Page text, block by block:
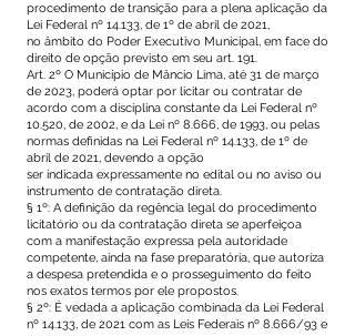
procedimento de transição para a plena aplicação da
Lei Federal nº 14.133, de 1º de abril de 2021,
no âmbito do Poder Executivo Municipal, em face do
direito de opção previsto em seu art. 191.
Art. 2º O Município de Mâncio Lima, até 31 de março
de 2023, poderá optar por licitar ou contratar de
acordo com a disciplina constante da Lei Federal nº
10.520, de 2002, e da Lei nº 8.666, de 1993, ou pelas
normas definidas na Lei Federal nº 14.133, de 1º de
abril de 2021, devendo a opção
ser indicada expressamente no edital ou no aviso ou
instrumento de contratação direta.
§ 1º: A definição da regência legal do procedimento
licitatório ou da contratação direta se aperfeiçoa
com a manifestação expressa pela autoridade
competente, ainda na fase preparatória, que autoriza
a despesa pretendida e o prosseguimento do feito
nos exatos termos por ele propostos.
§ 2º: É vedada a aplicação combinada da Lei Federal
nº 14.133, de 2021 com as Leis Federais nº 8.666/93 e